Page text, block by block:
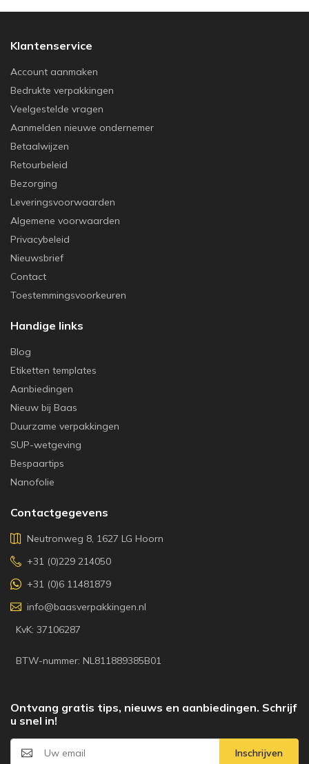
Klantenservice
Account aanmaken
Bedrukte verpakkingen
Veelgestelde vragen
Aanmelden nieuwe ondernemer
Betaalwijzen
Retourbeleid
Bezorging
Leveringsvoorwaarden
Algemene voorwaarden
Privacybeleid
Nieuwsbrief
Contact
Toestemmingsvoorkeuren
Handige links
Blog
Etiketten templates
Aanbiedingen
Nieuw bij Baas
Duurzame verpakkingen
SUP-wetgeving
Bespaartips
Nanofolie
Contactgegevens
Neutronweg 8, 1627 LG Hoorn
+31 (0)229 214050
+31 (0)6 11481879
info@baasverpakkingen.nl
KvK: 37106287
BTW-nummer: NL811889385B01
Ontvang gratis tips, nieuws en aanbiedingen. Schrijf
u snel in!
Inschrijven